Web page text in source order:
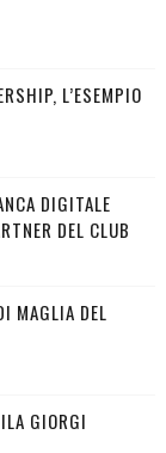
L’ESEMPIO
DIGITALE
DEL CLUB
MAGLIA DEL
GIORGI